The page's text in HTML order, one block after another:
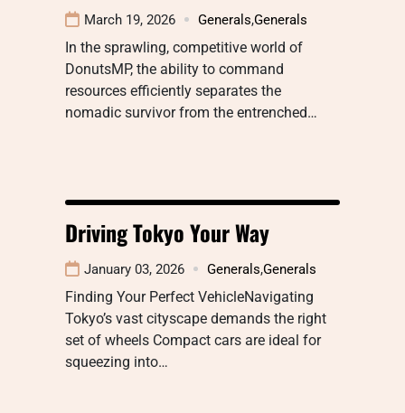
March 19, 2026 Generals,Generals
In the sprawling, competitive world of
DonutsMP, the ability to command
resources efficiently separates the
nomadic survivor from the entrenched…
Driving Tokyo Your Way
January 03, 2026 Generals,Generals
Finding Your Perfect VehicleNavigating
Tokyo’s vast cityscape demands the right
set of wheels Compact cars are ideal for
squeezing into…